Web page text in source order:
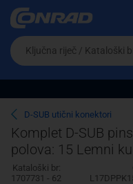
Ova postavka
cijene vašim
Pravno lice
Da
biste
potražili
proizvod,
unesite
ključnu
riječ,
kataloški
broj,
EAN
ili
D-SUB utični konektori
Komplet D-SUB
polova: 15 Lemni
Kataloški br:
1707731 - 62